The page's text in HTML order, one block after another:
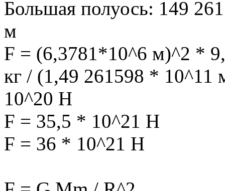
Большая полуось: 149
м
F = (6,3781*10^6 м)^2 *
кг / (1,49 261598 * 10^11
10^20 H
F = 35,5 * 10^21 H
F = 36 * 10^21 H